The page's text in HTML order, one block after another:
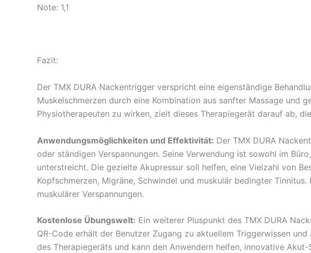
Note: 1,1
Fazit:
Der TMX DURA Nackentrigger verspricht eine eigenständige
Muskelschmerzen durch eine Kombination aus sanfter Massage und
Physiotherapeuten zu wirken, zielt dieses Therapiegerät darauf ab,
Anwendungsmöglichkeiten und Effektivität: Der TMX DURA
oder ständigen Verspannungen. Seine Verwendung ist sowohl im
unterstreicht. Die gezielte Akupressur soll helfen, eine Vielzahl von
Kopfschmerzen, Migräne, Schwindel und muskulär bedingter
muskulärer Verspannungen.
Kostenlose Übungswelt: Ein weiterer Pluspunkt des TMX DURA
QR-Code erhält der Benutzer Zugang zu aktuellem Triggerwissen
des Therapiegeräts und kann den Anwendern helfen, innovative